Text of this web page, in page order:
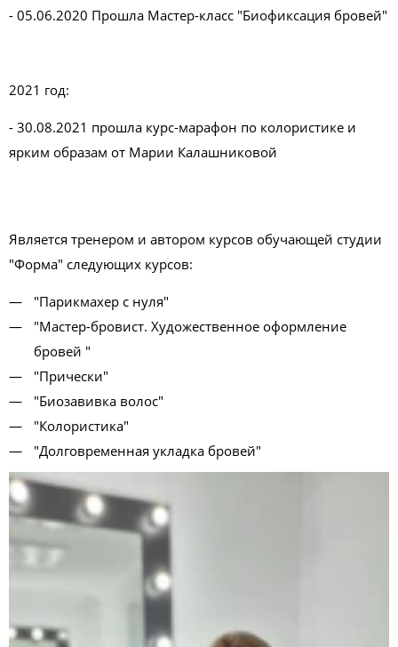
- 05.06.2020 Прошла Мастер-класс "Биофиксация бровей"
2021 год:
- 30.08.2021 прошла курс-марафон по колористике и
ярким образам от Марии Калашниковой
Является тренером и автором курсов обучающей студии
"Форма" следующих курсов:
"Парикмахер с нуля"
"Мастер-бровист. Художественное оформление
бровей "
"Прически"
"Биозавивка волос"
"Колористика"
"Долговременная укладка бровей"